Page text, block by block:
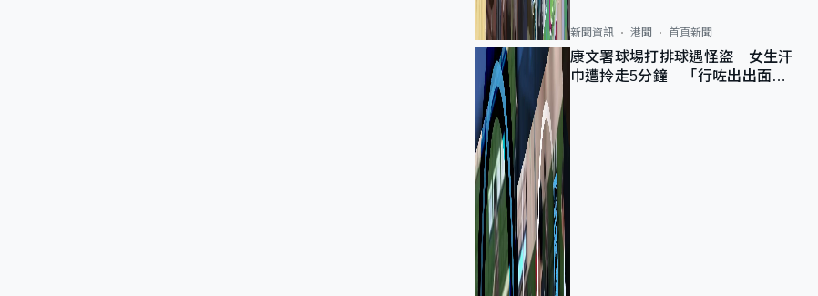
新聞資訊 港聞 首頁新聞
康文署球場打排球遇怪盜 女生汗
巾遭拎走5分鐘 「行咗出出面唔